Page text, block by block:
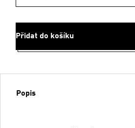
Přidat do košíku
Popis